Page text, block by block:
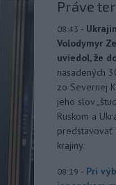
Práve
08:43 -
Volodymyr
uviedol, že
nasadených
zo Severnej
jeho slov
Ruskom a
predstavovať
krajiny.
08:19 - Pri